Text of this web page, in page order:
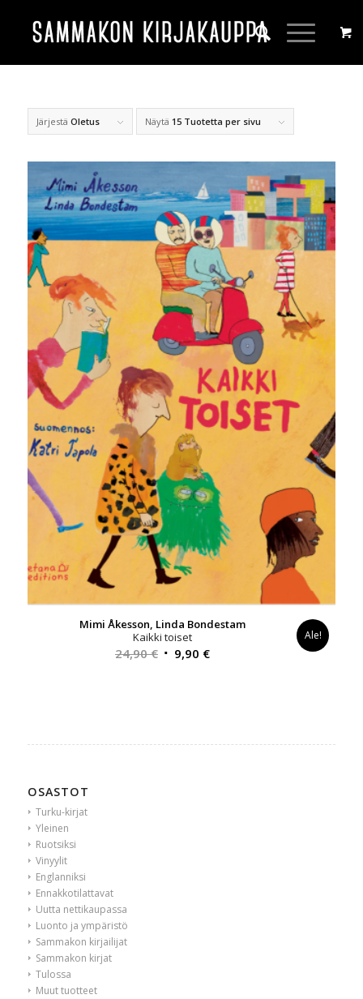
Järjestä Oletus Näytä 15 Tuotetta per sivu
Mimi Åkesson, Linda Bondestam
Kaikki toiset
24,90€ Alkuperäinen
9,90 €Nykyinen
Ale!
OSASTOT
Turku-kirjat
Yleinen
Ruotsiksi
Vinyylit
Englanniksi
Ennakkotilattavat
Uutta nettikaupassa
Luonto ja ympäristö
Sammakon kirjailijat
Sammakon kirjat
Tulossa
Muut tuotteet